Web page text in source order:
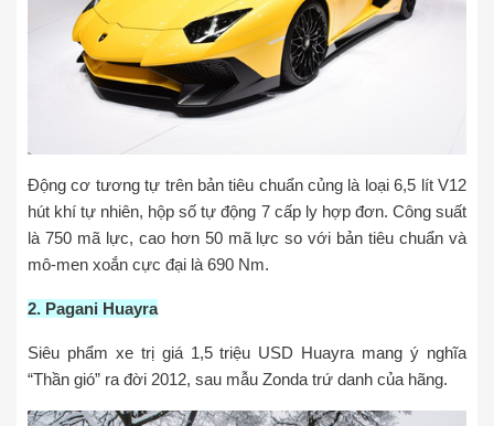
Động cơ tương tự trên bản tiêu chuẩn củng là loại 6,5 lít V12
hút khí tự nhiên, hộp số tự động 7 cấp ly hợp đơn. Công suất
là 750 mã lực, cao hơn 50 mã lực so với bản tiêu chuẩn và
mô-men xoắn cực đại là 690 Nm.
2. Pagani Huayra
Siêu phẩm xe trị giá 1,5 triệu USD Huayra mang ý nghĩa
“Thần gió” ra đời 2012, sau mẫu Zonda trứ danh của hãng.